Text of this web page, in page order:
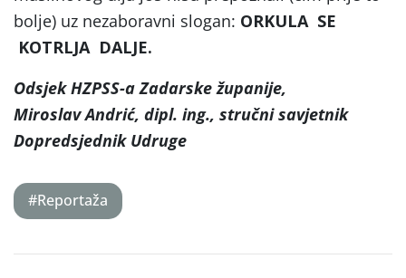
bolje) uz nezaboravni slogan: ORKULA SE
KOTRLJA DALJE.
Odsjek HZPSS-a Zadarske županije,
Miroslav Andrić, dipl. ing., stručni savjetnik
Dopredsjednik Udruge
#Reportaža